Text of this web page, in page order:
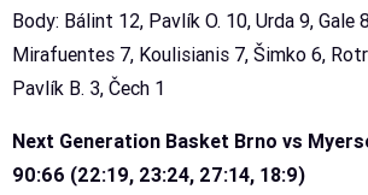
Body: Bálint 12, Pavlík O. 10, Urda 9, Gale
Mirafuentes 7, Koulisianis 7, Šimko 6,
Pavlík B. 3, Čech 1
Next Generation Basket Brno vs
90:66 (22:19, 23:24, 27:14, 18:9)